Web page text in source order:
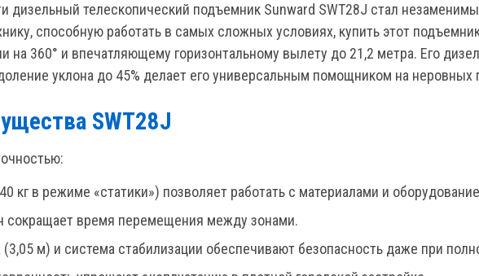
дизельный телескопический подъемник Sunward SWT28J стал
способную работать в самых сложных условиях, купить этот
360° и впечатляющему горизонтальному вылету до 21,2 метра. Его
уклона до 45% делает его универсальным помощником на неровных
SWT28J
кг в режиме «статики») позволяет работать с материалами и
сокращает время перемещения между зонами.
м) и система стабилизации обеспечивают безопасность даже при